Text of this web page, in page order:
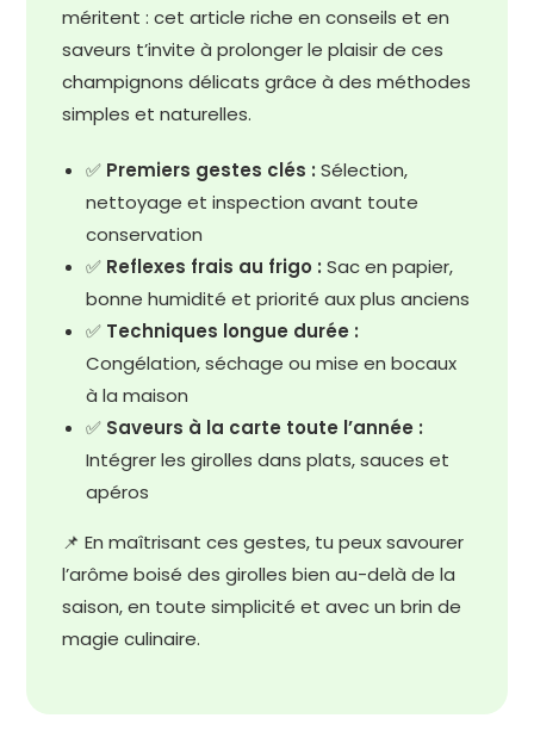
méritent : cet article riche en conseils et en
saveurs t’invite à prolonger le plaisir de ces
champignons délicats grâce à des méthodes
simples et naturelles.
✅ Premiers gestes clés : Sélection,
nettoyage et inspection avant toute
conservation
✅ Reflexes frais au frigo : Sac en papier,
bonne humidité et priorité aux plus anciens
✅ Techniques longue durée :
Congélation, séchage ou mise en bocaux
à la maison
✅ Saveurs à la carte toute l’année :
Intégrer les girolles dans plats, sauces et
apéros
📌 En maîtrisant ces gestes, tu peux savourer
l’arôme boisé des girolles bien au-delà de la
saison, en toute simplicité et avec un brin de
magie culinaire.